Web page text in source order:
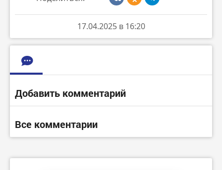
17.04.2025 в 16:20
Добавить комментарий
Все комментарии